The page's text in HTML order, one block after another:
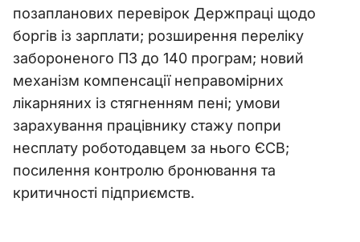
позапланових перевірок Держпраці щодо
боргів із зарплати; розширення переліку
забороненого ПЗ до 140 програм; новий
механізм компенсації неправомірних
лікарняних із стягненням пені; умови
зарахування працівнику стажу попри
несплату роботодавцем за нього ЄСВ;
посилення контролю бронювання та
критичності підприємств.